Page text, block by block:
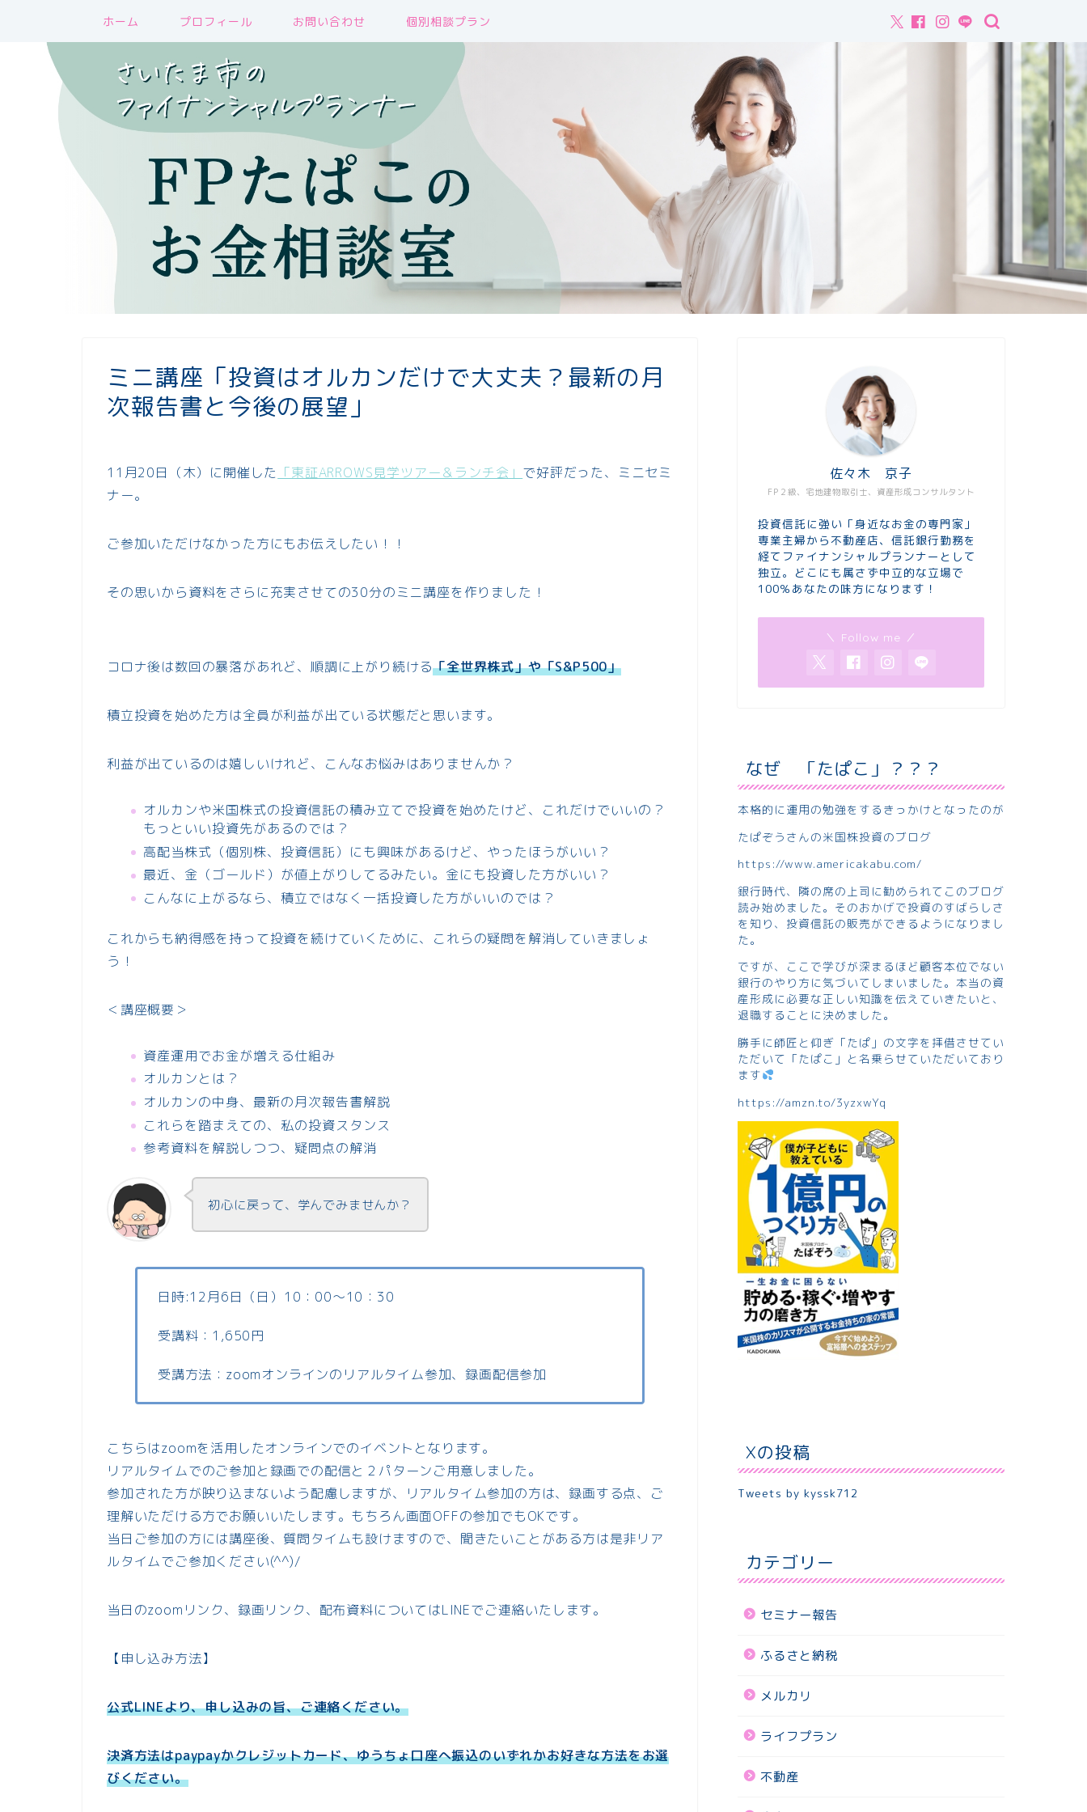
ホーム プロフィール お問い合わせ 個別相談プラン
ミニ講座「投資はオルカンだけで大丈夫？最新の月
次報告書と今後の展望」
11月20日（木）に開催した 「東証ARROWS見学ツアー＆ランチ会」 で好評だった、ミニセミ
ナー。
ご参加いただけなかった方にもお伝えしたい！！
その思いから資料をさらに充実させての30分のミニ講座を作りました！
コロナ後は数回の暴落があれど、順調に上がり続ける「全世界株式」や「S&P500」
積立投資を始めた方は全員が利益が出ている状態だと思います。
利益が出ているのは嬉しいけれど、こんなお悩みはありませんか？
オルカンや米国株式の投資信託の積み立てで投資を始めたけど、これだけでいいの？
もっといい投資先があるのでは？
高配当株式（個別株、投資信託）にも興味があるけど、やったほうがいい？
最近、金（ゴールド）が値上がりしてるみたい。金にも投資した方がいい？
こんなに上がるなら、積立ではなく一括投資した方がいいのでは？
これからも納得感を持って投資を続けていくために、これらの疑問を解消していきましょ
う！
＜講座概要＞
資産運用でお金が増える仕組み
オルカンとは？
オルカンの中身、最新の月次報告書解説
これらを踏まえての、私の投資スタンス
参考資料を解説しつつ、疑問点の解消
初心に戻って、学んでみませんか？
日時:12月6日（日）10：00～10：30
受講料：1,650円
受講方法：zoomオンラインのリアルタイム参加、録画配信参加
こちらはzoomを活用したオンラインでのイベントとなります。
リアルタイムでのご参加と録画での配信と２パターンご用意しました。
参加された方が映り込まないよう配慮しますが、リアルタイム参加の方は、録画する点、ご
理解いただける方でお願いいたします。もちろん画面OFFの参加でもOKです。
当日ご参加の方には講座後、質問タイムも設けますので、聞きたいことがある方は是非リア
ルタイムでご参加ください(^^)/
当日のzoomリンク、録画リンク、配布資料についてはLINEでご連絡いたします。
【申し込み方法】
公式LINEより、申し込みの旨、ご連絡ください。
決済方法はpaypayかクレジットカード、ゆうちょ口座へ振込のいずれかお好きな方法をお選
びください。
FP２級、宅地建物取引士、資産形成コンサルタント
佐々木 京子
投資信託に強い「身近なお金の専門家」
専業主婦から不動産店、信託銀行勤務を
経てファイナンシャルプランナーとして
独立。どこにも属さず中立的な立場で
100％あなたの味方になります！
＼ Follow me ／
なぜ 「たぱこ」？？？
本格的に運用の勉強をするきっかけとなったのが
たぱぞうさんの米国株投資のブログ
https://www.americakabu.com/
銀行時代、隣の席の上司に勧められてこのブログ
読み始めました。そのおかげで投資のすばらしさ
を知り、投資信託の販売ができるようになりまし
た。
ですが、ここで学びが深まるほど顧客本位でない
銀行のやり方に気づいてしまいました。本当の資
産形成に必要な正しい知識を伝えていきたいと、
退職することに決めました。
勝手に師匠と仰ぎ「たぱ」の文字を拝借させてい
ただいて「たぱこ」と名乗らせていただいており
ます
https://amzn.to/3yzxwYq
Xの投稿
Tweets by kyssk712
カテゴリー
セミナー報告
ふるさと納税
メルカリ
ライフプラン
不動産